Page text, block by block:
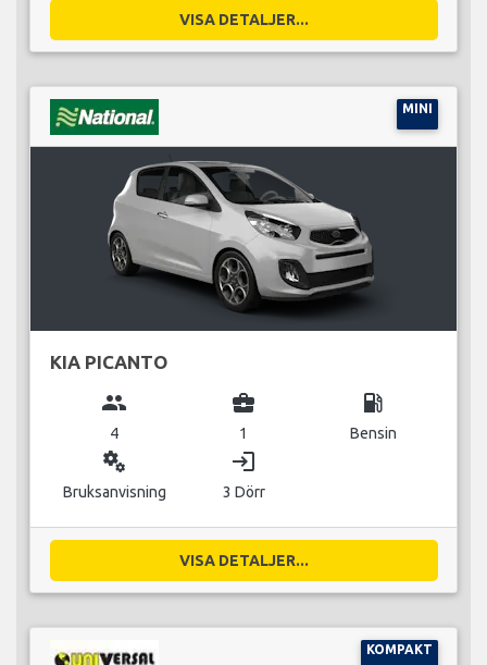
VISA DETALJER...
MINI
KIA PICANTO
group
4
business_center
1
local_gas_station
Bensin
miscellaneous_services
Bruksanvisning
login
3 Dörr
VISA DETALJER...
KOMPAKT